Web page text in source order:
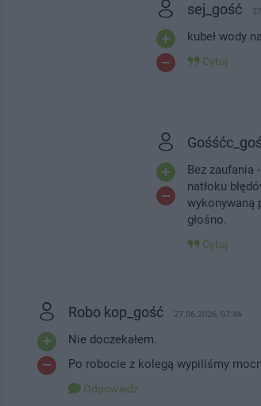
sej_gość
kubeł wody
Cytuj
Bez zaufania
natłoku
wykonywaną
głośno.
Cytuj
Robo kop_gość 27.06.2026, 07:46
Nie doczekałem.
Po robocie z kolegą wypiliśmy
Odpowiedz